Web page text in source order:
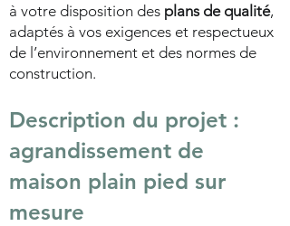
à votre disposition des plans de qualité,
adaptés à vos exigences et respectueux
de l’environnement et des normes de
construction.
Description du projet :
agrandissement de
maison plain pied sur
mesure